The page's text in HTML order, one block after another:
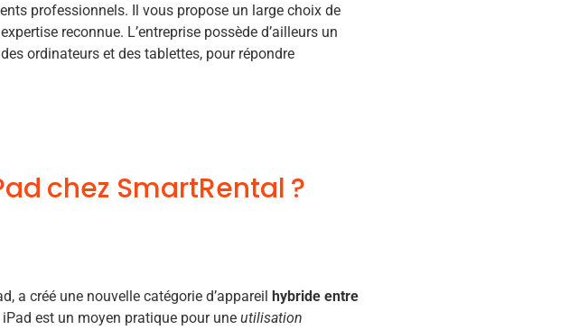
professionnels. Il vous propose un large choix de
reconnue. L’entreprise possède d’ailleurs un
ordinateurs et des tablettes, pour répondre
chez SmartRental ?
a créé une nouvelle catégorie d’appareil hybride entre
est un moyen pratique pour une utilisation